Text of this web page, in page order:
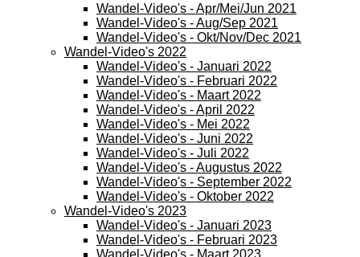
Wandel-Video's - Apr/Mei/Jun 2021
Wandel-Video's - Aug/Sep 2021
Wandel-Video's - Okt/Nov/Dec 2021
Wandel-Video's 2022
Wandel-Video's - Januari 2022
Wandel-Video's - Februari 2022
Wandel-Video's - Maart 2022
Wandel-Video's - April 2022
Wandel-Video's - Mei 2022
Wandel-Video's - Juni 2022
Wandel-Video's - Juli 2022
Wandel-Video's - Augustus 2022
Wandel-Video's - September 2022
Wandel-Video's - Oktober 2022
Wandel-Video's 2023
Wandel-Video's - Januari 2023
Wandel-Video's - Februari 2023